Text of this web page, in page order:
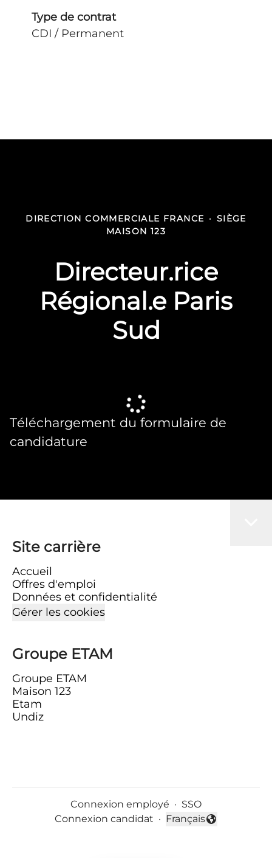
Type de contrat
CDI / Permanent
DIRECTION COMMERCIALE FRANCE · SIÈGE
MAISON 123
Directeur.rice
Régional.e Paris
Sud
Téléchargement du formulaire de
candidature
Site carrière
Accueil
Offres d'emploi
Données et confidentialité
Gérer les cookies
Groupe ETAM
Groupe ETAM
Maison 123
Etam
Undiz
Connexion employé · SSO
Connexion candidat ·
Changer la langue
Français